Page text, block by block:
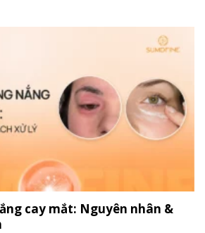
cay mắt: Nguyên nhân &